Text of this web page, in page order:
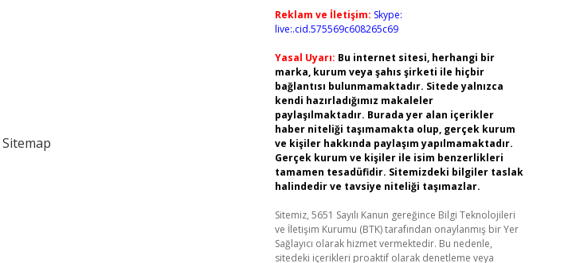
Sitemap
Reklam ve İletişim: Skype:
live:.cid.575569c608265c69
Yasal Uyarı: Bu internet sitesi, herhangi bir
marka, kurum veya şahıs şirketi ile hiçbir
bağlantısı bulunmamaktadır. Sitede yalnızca
kendi hazırladığımız makaleler
paylaşılmaktadır. Burada yer alan içerikler
haber niteliği taşımamakta olup, gerçek kurum
ve kişiler hakkında paylaşım yapılmamaktadır.
Gerçek kurum ve kişiler ile isim benzerlikleri
tamamen tesadüfidir. Sitemizdeki bilgiler taslak
halindedir ve tavsiye niteliği taşımazlar.
Sitemiz, 5651 Sayılı Kanun gereğince Bilgi Teknolojileri
ve İletişim Kurumu (BTK) tarafından onaylanmış bir Yer
Sağlayıcı olarak hizmet vermektedir. Bu nedenle,
sitedeki içerikleri proaktif olarak denetleme veya